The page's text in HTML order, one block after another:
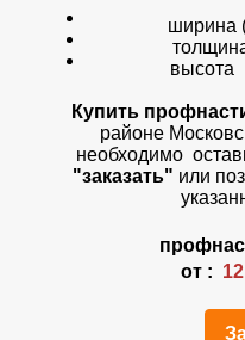
Купить
районе
необходимо
"заказать" или
от :